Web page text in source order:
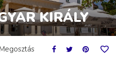
KIRÁLY
Megosztás